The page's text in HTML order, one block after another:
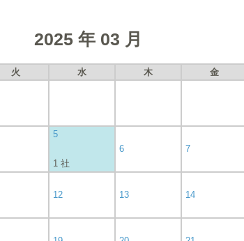
2025 年 03 月
火 水 木 金
5
1 社
6 7
12 13 14